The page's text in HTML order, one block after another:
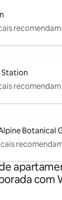
recomendam
Station
recomendam
Botanical
com